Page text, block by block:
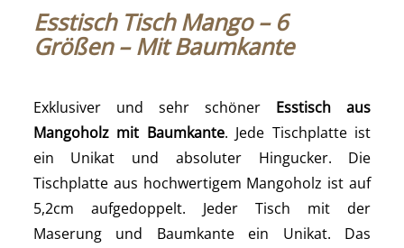
Esstisch Tisch Mango – 6
Größen – Mit Baumkante
Exklusiver und sehr schöner Esstisch aus
Mangoholz mit Baumkante. Jede Tischplatte ist
ein Unikat und absoluter Hingucker. Die
Tischplatte aus hochwertigem Mangoholz ist auf
5,2cm aufgedoppelt. Jeder Tisch mit der
Maserung und Baumkante ein Unikat. Das